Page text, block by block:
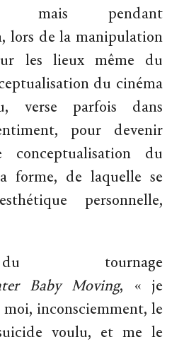
mais pendant
lors de la manipulation
les lieux même du
du cinéma
verse parfois dans
pour devenir
conceptualisation du
forme, de laquelle se
personnelle,
tournage
Baby Moving, « je
inconsciemment, le
voulu, et me le